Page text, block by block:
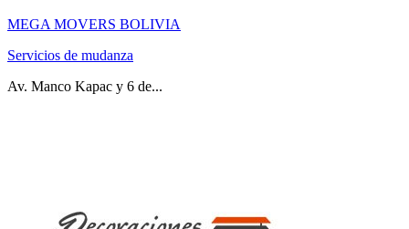
MEGA MOVERS BOLIVIA
Servicios de mudanza
Av. Manco Kapac y 6 de...